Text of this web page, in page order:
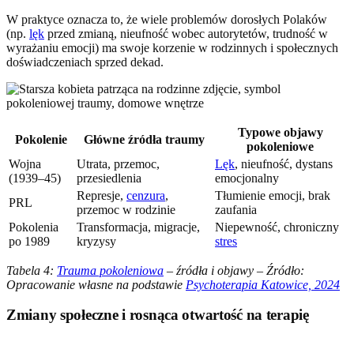
W praktyce oznacza to, że wiele problemów dorosłych Polaków
(np. lęk przed zmianą, nieufność wobec autorytetów, trudność w
wyrażaniu emocji) ma swoje korzenie w rodzinnych i społecznych
doświadczeniach sprzed dekad.
Pokolenie Główne źródła traumy
Typowe objawy
pokoleniowe
Wojna
(1939–45)
Utrata, przemoc,
przesiedlenia
Lęk, nieufność, dystans
emocjonalny
PRL
Represje, cenzura,
przemoc w rodzinie
Tłumienie emocji, brak
zaufania
Pokolenia
po 1989
Transformacja, migracje,
kryzysy
Niepewność, chroniczny
stres
Tabela 4: Trauma pokoleniowa – źródła i objawy – Źródło:
Opracowanie własne na podstawie Psychoterapia Katowice, 2024
Zmiany społeczne i rosnąca otwartość na terapię